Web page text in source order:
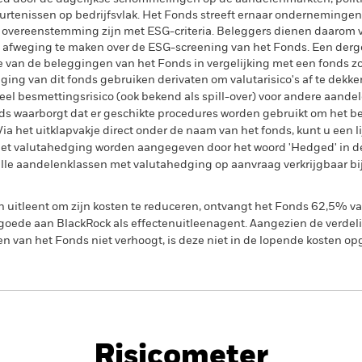
op bedrijfsvlak. Het Fonds streeft ernaar
zijn met ESG-criteria. Beleggers dienen daarom
te maken over de ESG-screening van het Fonds. Een
de beleggingen van het Fonds in vergelijking met een fonds
van dit fonds gebruiken derivaten om valutarisico's af te
besmettingsrisico (ook bekend als spill-over) voor andere
waarborgt dat er geschikte procedures worden gebruikt om het
het uitklapvakje direct onder de naam van het fonds, kunt u een
valutahedging worden aangegeven door het woord 'Hedged' in
aandelenklassen met valutahedging op aanvraag verkrijgbaar
uitleent om zijn kosten te reduceren, ontvangt het Fonds 62,5%
aan BlackRock als effectenuitleenagent. Aangezien de
van het Fonds niet verhoogt, is deze niet in de lopende kosten